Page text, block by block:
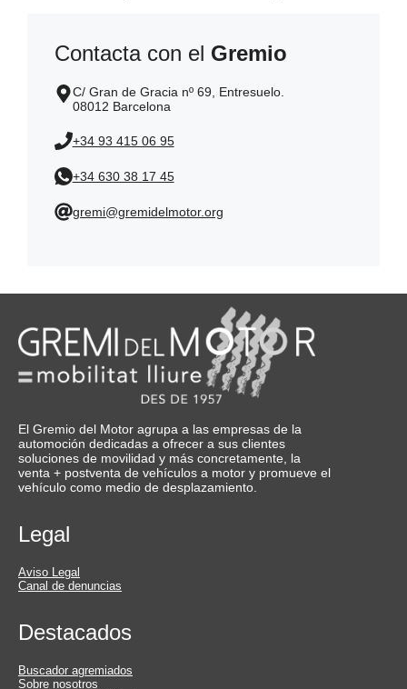
Contacta con el Gremio
C/ Gran de Gracia nº 69, Entresuelo.
08012 Barcelona
+34 93 415 06 95
+34 630 38 17 45
gremi@gremidelmotor.org
El Gremio del Motor agrupa a las empresas de la
automoción dedicadas a ofrecer a sus clientes
soluciones de movilidad y más concretamente, la
venta + postventa de vehículos a motor y promueve el
vehículo como medio de desplazamiento.
Legal
Aviso Legal
Canal de denuncias
Destacados
Buscador agremiados
Sobre nosotros